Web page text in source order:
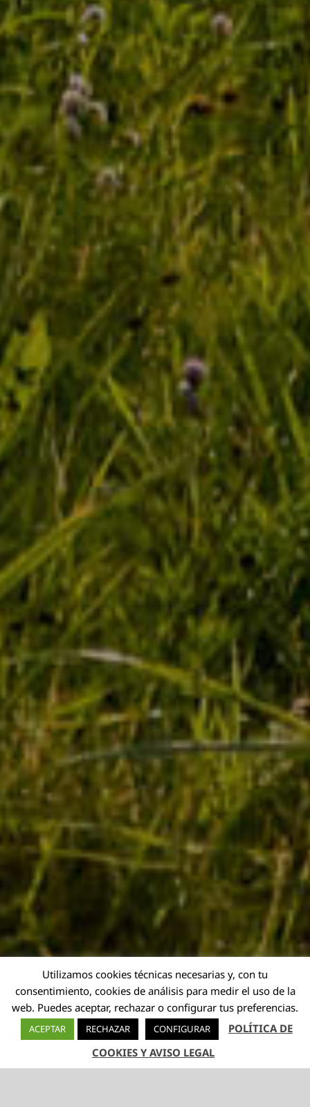
Utilizamos cookies técnicas necesarias y, con tu
consentimiento, cookies de análisis para medir el uso de la
web. Puedes aceptar, rechazar o configurar tus preferencias.
ACEPTAR RECHAZAR CONFIGURAR
POLÍTICA DE
COOKIES Y AVISO LEGAL